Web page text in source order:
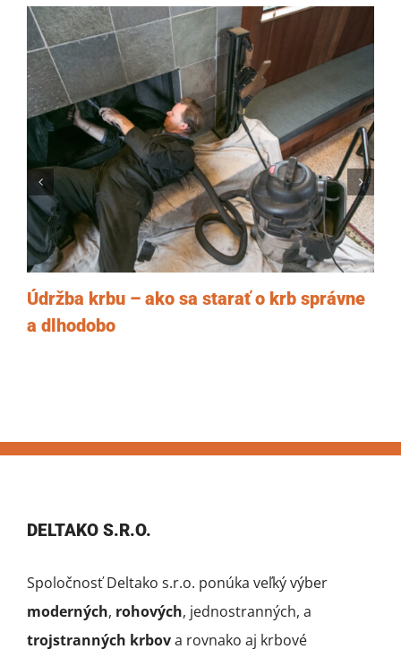
Údržba krbu – ako sa starať o krb správne
a dlhodobo
DELTAKO S.R.O.
Spoločnosť Deltako s.r.o. ponúka veľký výber
moderných, rohových, jednostranných, a
trojstranných krbova rovnako aj krbové